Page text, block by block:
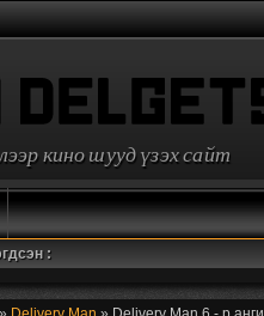
кино шууд үзэх сайт
: